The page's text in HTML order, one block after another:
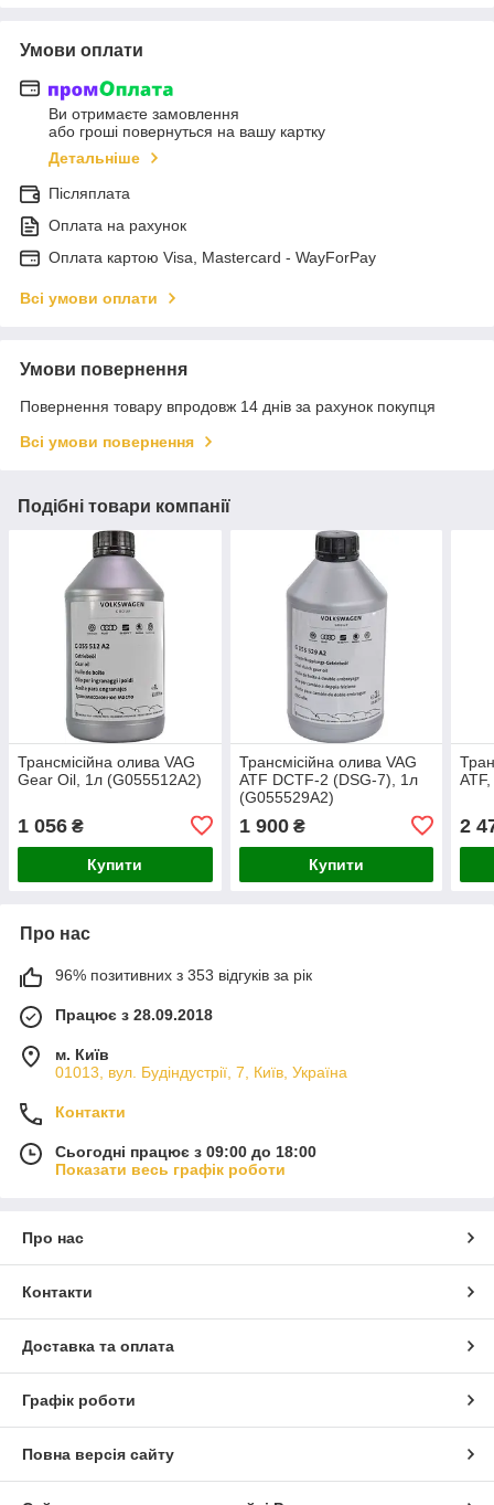
Умови оплати
Ви отримаєте замовлення
або гроші повернуться на вашу картку
Детальніше
Післяплата
Оплата на рахунок
Оплата картою Visa, Mastercard - WayForPay
Всі умови оплати
Умови повернення
Повернення товару впродовж 14 днів за рахунок покупця
Всі умови повернення
Подібні товари компанії
Трансмісійна олива VAG
Gear Oil, 1л (G055512A2)
1 056 ₴
Купити
Трансмісійна олива VAG
ATF DCTF-2 (DSG-7), 1л
(G055529A2)
1 900₴
Купити
2
Про нас
96% позитивних з 353 відгуків за рік
Працює з 28.09.2018
м. Київ
01013, вул. Будіндустрії, 7, Київ, Україна
Контакти
Сьогодні працює з 09:00 до 18:00
Показати весь графік роботи
Про нас
Контакти
Доставка та оплата
Графік роботи
Повна версія сайту